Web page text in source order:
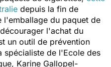
depuis la fin de
l'emballage du paquet de
l'achat du
un outil de prévention
spécialiste de l'Ecole des
Karine Gallopel-